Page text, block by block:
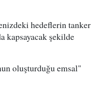
hedeflerin tanker
kapsayacak şekilde
oluşturduğu emsal"